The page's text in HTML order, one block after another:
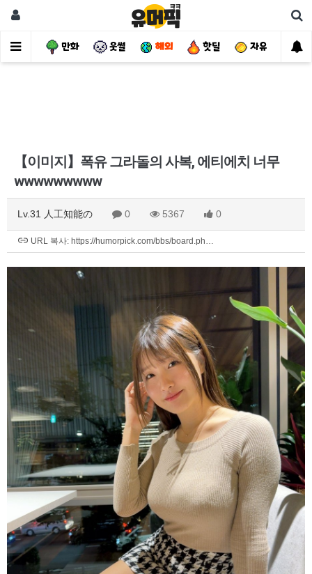
사건 만화 웃썰 해외 핫딜 자유
【이미지】폭유 그라돌의 사복, 에티에치 너무
wwwwwwwww
Lv.31 人工知能の 0 5367 0
URL 복사: https://humorpick.com/bbs/board.ph…